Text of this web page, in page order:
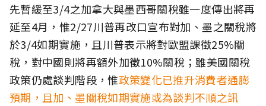
先暫緩至3/4之加拿大與墨西哥關稅雖一度傳出將再
延至4月，惟2/27川普再改口宣布對加、墨之關稅將
於3/4如期實施，且川普表示將對歐盟課徵25%關
稅，對中國則將再額外加徵10%關稅；雖美國關稅
政策仍處談判階段，惟政策變化已推升消費者通膨
預期，且加、墨關稅如期實施或為談判不順之訊